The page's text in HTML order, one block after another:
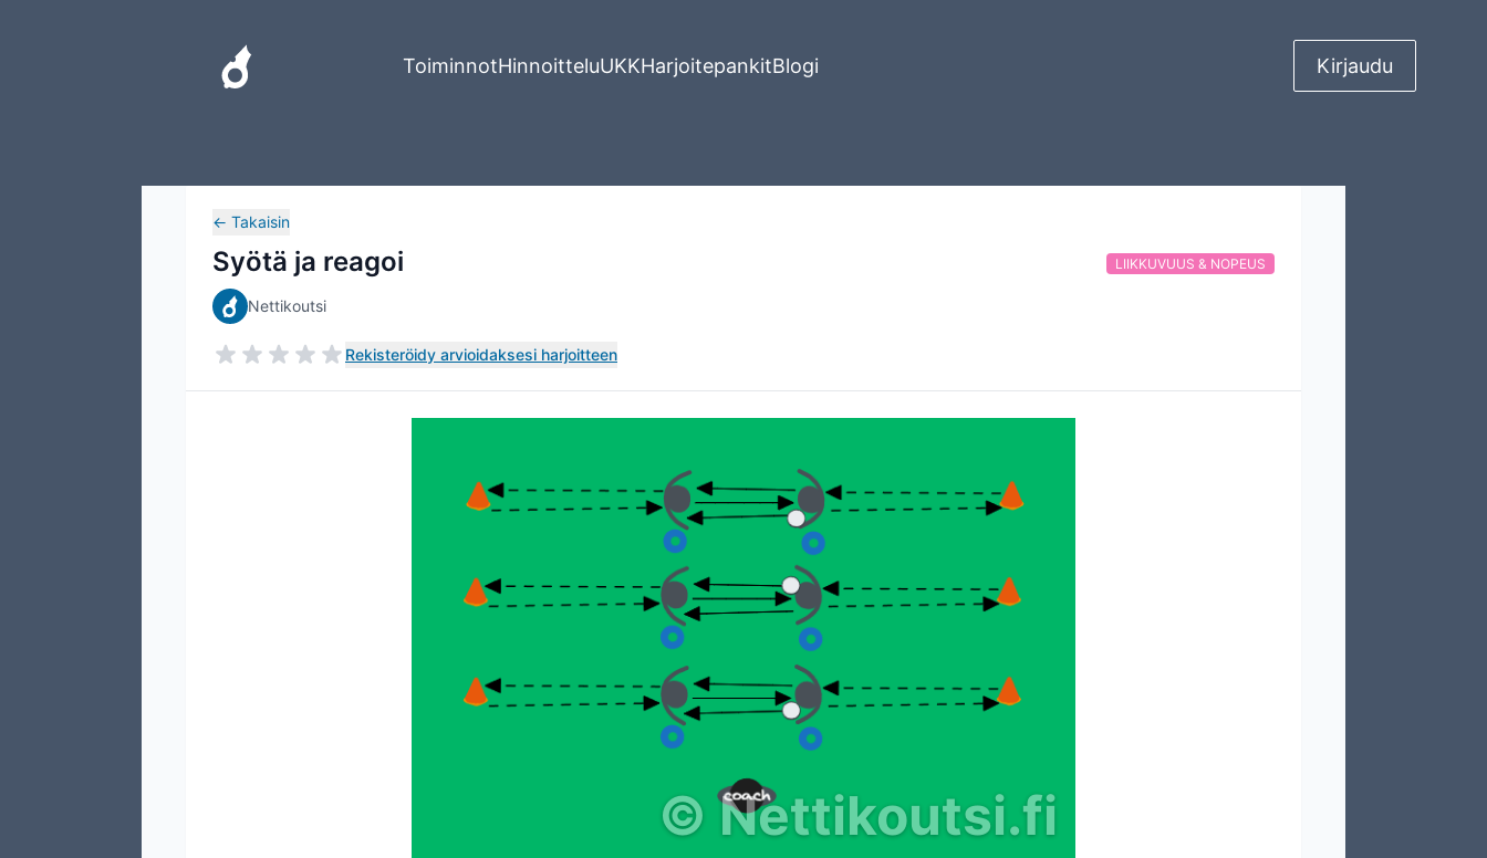
ToiminnotHinnoitteluUKKHarjoitepankitBlogi Kirjaudu
← Takaisin
Syötä ja reagoi
Nettikoutsi
Rekisteröidy arvioidaksesi harjoitteen
LIIKKUVUUS & NOPEUS
©Nettikoutsi.fi